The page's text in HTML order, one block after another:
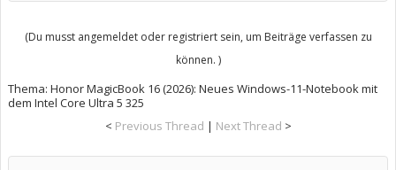
(Du musst angemeldet oder registriert sein, um Beiträge verfassen zu
können. )
Thema: Honor MagicBook 16 (2026): Neues Windows-11-Notebook mit
dem Intel Core Ultra 5 325
< Previous Thread | Next Thread >